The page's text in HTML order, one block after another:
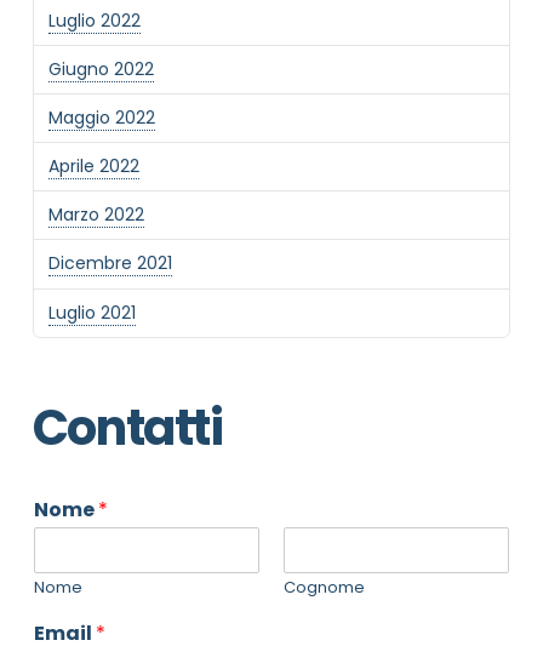
Luglio 2022
Giugno 2022
Maggio 2022
Aprile 2022
Marzo 2022
Dicembre 2021
Luglio 2021
Contatti
Nome*
Nome Cognome
Email *